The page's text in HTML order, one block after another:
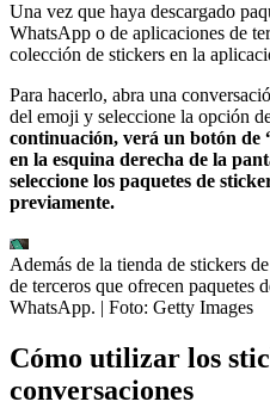
Una vez que haya descargado
WhatsApp o de aplicaciones de
colección de stickers en la
Para hacerlo, abra una
del emoji y seleccione la opción
continuación, verá un botón de
en la esquina derecha de la
seleccione los paquetes de
previamente.
Además de la tienda de stickers
de terceros que ofrecen paquetes
WhatsApp. | Foto: Getty Images
Cómo utilizar los
conversaciones